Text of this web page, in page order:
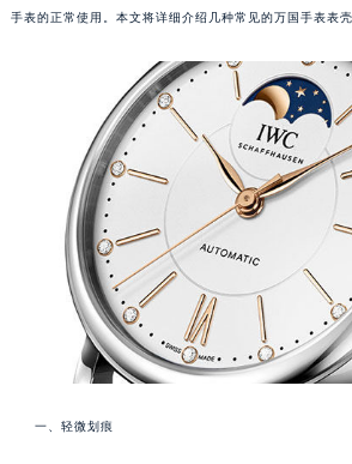
手表的正常使用。本文将详细介绍几种常见的万国手表表
一、轻微划痕